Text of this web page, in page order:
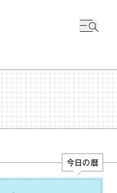
今日の暦